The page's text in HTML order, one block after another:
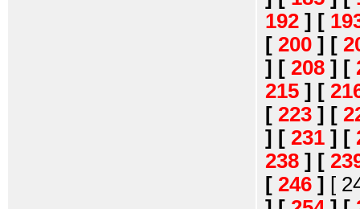
192 ] [
[ 200 ] [
] [ 208 ] [
215 ] [
[ 223 ] [
] [ 231 ] [
238 ] [
[ 246 ] [